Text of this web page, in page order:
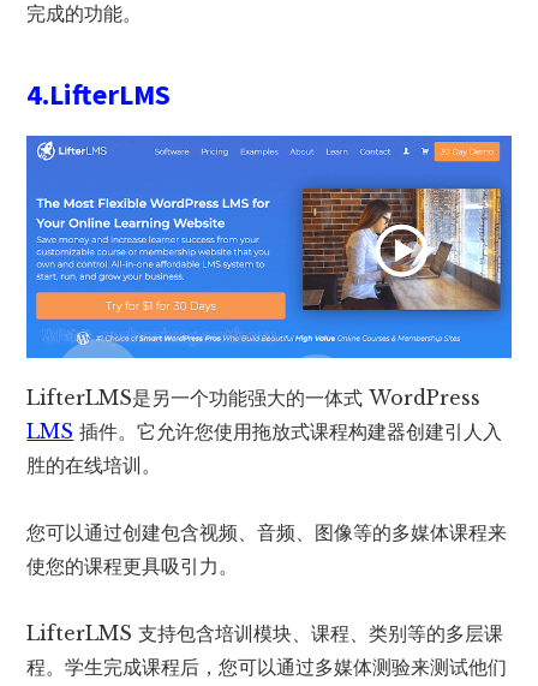
完成的功能。
4.LifterLMS
LifterLMS是另一个功能强大的一体式 WordPress
LMS 插件。它允许您使用拖放式课程构建器创建引人入
胜的在线培训。
您可以通过创建包含视频、音频、图像等的多媒体课程来
使您的课程更具吸引力。
LifterLMS 支持包含培训模块、课程、类别等的多层课
程。学生完成课程后，您可以通过多媒体测验来测试他们